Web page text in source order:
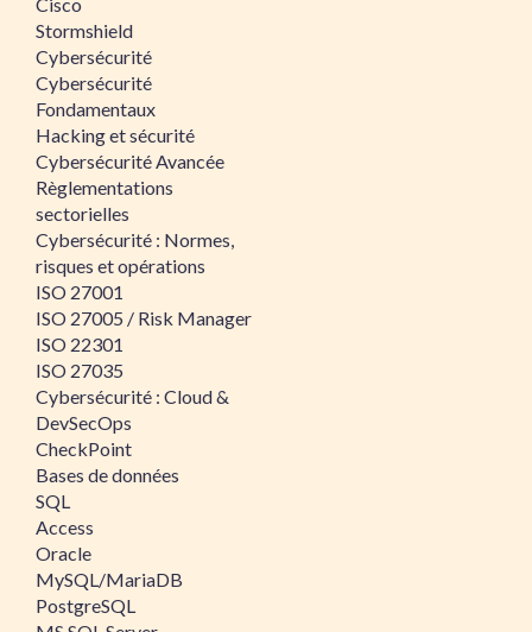
Stormshield
Cybersécurité
Cybersécurité
Fondamentaux
Hacking et sécurité
Cybersécurité Avancée
Règlementations
sectorielles
Cybersécurité : Normes,
risques et opérations
ISO 27001
ISO 27005 / Risk Manager
ISO 22301
ISO 27035
Cybersécurité : Cloud &
DevSecOps
CheckPoint
Bases de données
SQL
Access
Oracle
MySQL/MariaDB
PostgreSQL